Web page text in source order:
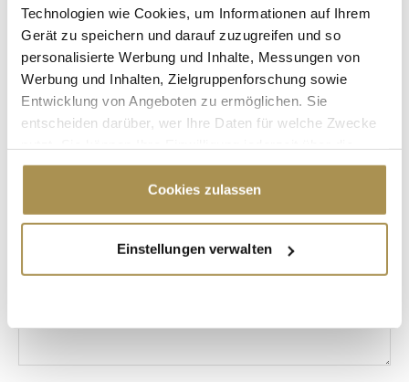
Technologien wie Cookies, um Informationen auf Ihrem
Gerät zu speichern und darauf zuzugreifen und so
personalisierte Werbung und Inhalte, Messungen von
Werbung und Inhalten, Zielgruppenforschung sowie
Entwicklung von Angeboten zu ermöglichen. Sie
entscheiden darüber, wer Ihre Daten für welche Zwecke
Cookie-Erklärung oder durch Klicken auf das Privacy
Trigger Symbol ändern oder widerrufen
Informationen über Ihre geografische Lage
erfassen, welche bis auf einige Meter genau sein
Erfahren Sie mehr darüber, wie Ihre persönlichen Daten
Cookies zulassen
Einstellungen verwalten
MARK DEKAN CLAUDIUS SENST
CAROLIN HULSHOFF POL PETER WÜRTENBERGER
Kommentar veröffentlichen